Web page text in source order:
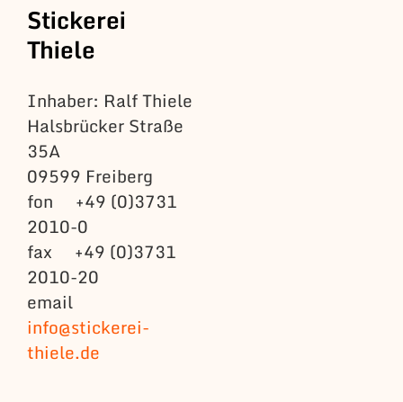
Stickerei
Thiele
Inhaber: Ralf Thiele
Halsbrücker Straße
35A
09599 Freiberg
fon +49 (0)3731
2010-0
fax +49 (0)3731
2010-20
email
info@stickerei-
thiele.de